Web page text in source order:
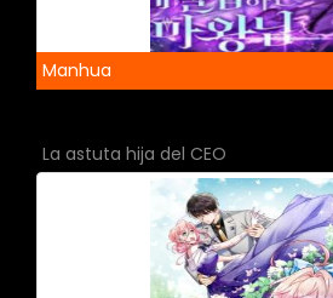
Manhua
La astuta hija del CEO